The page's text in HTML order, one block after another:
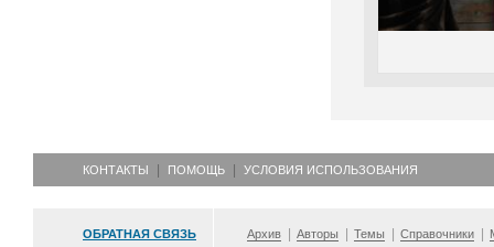
КОНТАКТЫ ПОМОЩЬ УСЛОВИЯ ИСПОЛЬЗОВАНИЯ
ОБРАТНАЯ СВЯЗЬ Архив Авторы Темы Справочники